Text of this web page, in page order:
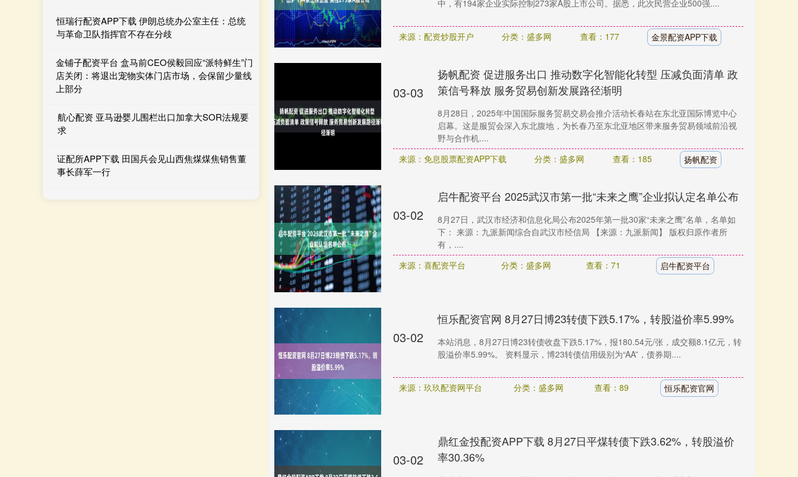
中，有194家企业实际控制273家A股上市公司。据悉，此次民营企业500强....
来源：配资炒股开户 分类：盛多网 查看：177 金景配资APP下载
03-03
扬帆配资 促进服务出口 推动数字化智能化转型 压减负面清单 政
策信号释放 服务贸易创新发展路径渐明
8月28日，2025年中国国际服务贸易交易会推介活动长春站在东北亚国际博览中心
启幕。这是服贸会深入东北腹地，为长春乃至东北亚地区带来服务贸易领域前沿视
野与合作机....
来源：免息股票配资APP下载
分类：盛多网 查看：185 扬帆配资
03-02
启牛配资平台 2025武汉市第一批“未来之鹰”企业拟认定名单公布
8月27日，武汉市经济和信息化局公布2025年第一批30家“未来之鹰”名单，名单如
下： 来源：九派新闻综合自武汉市经信局 【来源：九派新闻】 版权归原作者所
有，....
来源：喜配资平台
分类：盛多网 查看：71 启牛配资平台
03-02
恒乐配资官网 8月27日博23转债下跌5.17%，转股溢价率5.99%
本站消息，8月27日博23转债收盘下跌5.17%，报180.54元/张，成交额8.1亿元，转
股溢价率5.99%。 资料显示，博23转债信用级别为“AA”，债券期....
来源：玖玖配资网平台 分类：盛多网 查看：89 恒乐配资官网
03-02
鼎红金投配资APP下载 8月27日平煤转债下跌3.62%，转股溢价
率30.36%
恒瑞行配资APP下载 伊朗总统办公室主任：总统
与革命卫队指挥官不存在分歧
金铺子配资平台 盒马前CEO侯毅回应“派特鲜生”门
店关闭：将退出宠物实体门店市场，会保留少量线
上部分
航心配资 亚马逊婴儿围栏出口加拿大SOR法规要
求
证配所APP下载 田国兵会见山西焦煤煤焦销售董
事长薛军一行